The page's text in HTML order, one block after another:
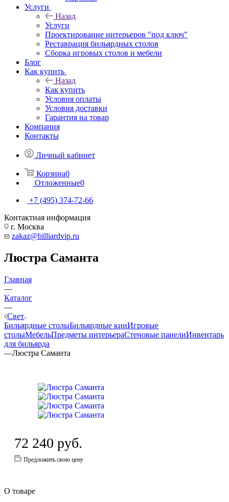
Услуги
Назад
Услуги
Проектирование интерьеров "под ключ"
Реставрация бильярдных столов
Сборка игровых столов и мебели
Блог
Как купить
Назад
Как купить
Условия оплаты
Условия доставки
Гарантия на товар
Компания
Контакты
Личный кабинет
Корзина0
Отложенные0
+7 (495) 374-72-66
Контактная информация
г. Москва
zakaz@billiardvip.ru
Люстра Саманта
Главная
—
Каталог
—
Свет
Бильярдные столыБильярдные кииИгровые
столыМебельПредметы интерьераСтеновые панелиИнвентарь
для бильярда
—Люстра Саманта
72 240 руб.
Предложить свою цену
О товаре